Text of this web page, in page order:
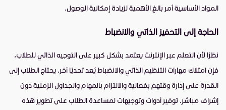
المواد الأساسية أمر بالغ الأهمية لزيادة إمكانية الوصول.
الحاجة إلى التحفيز الذاتي والانضباط
نظرًا لأن التعلم عبر الإنترنت يعتمد بشكل كبير على التوجيه الذاتي للطلاب،
فإن امتلاك مهارات التنظيم الذاتي والانضباط يُعد تحديًا آخر. يحتاج الطلاب إلى
القدرة على إدارة وقتهم بفعالية والالتزام بالمهام والجداول الزمنية دون
إشراف مباشر. توفير أدوات وتوجيهات لمساعدة الطلاب على تطوير هذه